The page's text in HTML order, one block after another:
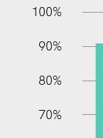
100%
90%
80%
70%